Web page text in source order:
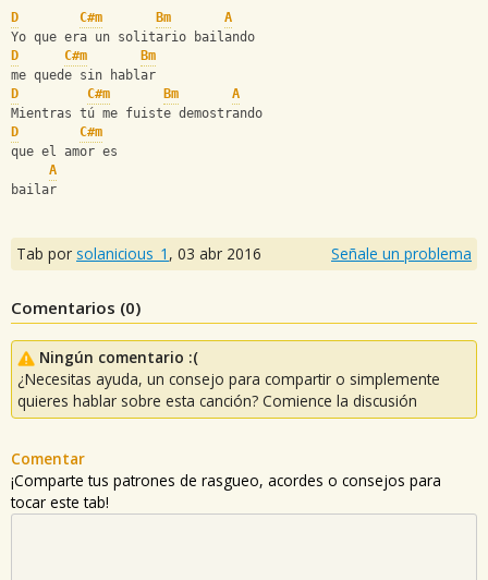
D C#m Bm
A
Yo que era un solitario bailando
D
C#m
Bm
me quede sin hablar
D
C#m Bm
A
Mientras tú me fuiste demostrando
D
C#m
que el amor es
A
bailar
Tab por solanicious_1 , 03 abr 2016 Señale un problema
Comentarios (0)
Ningún comentario :(
¿Necesitas ayuda, un consejo para compartir o simplemente
quieres hablar sobre esta canción? Comience la discusión
Comentar
¡Comparte tus patrones de rasgueo, acordes o consejos para
tocar este tab!